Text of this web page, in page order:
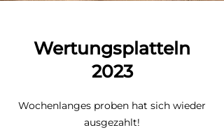
Wertungsplatteln
2023
Wochenlanges proben hat sich wieder
ausgezahlt!